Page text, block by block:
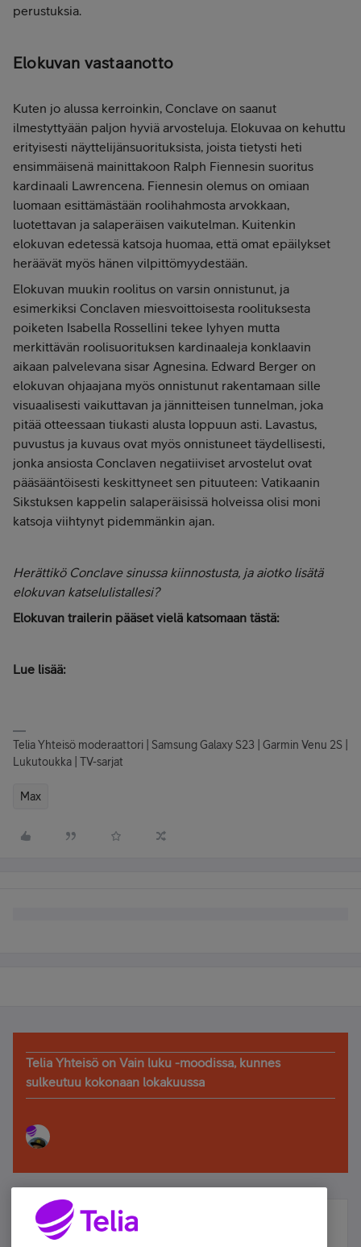
perustuksia.
Elokuvan vastaanotto
Kuten jo alussa kerroinkin, Conclave on saanut
ilmestyttyään paljon hyviä arvosteluja. Elokuvaa on kehuttu
erityisesti näyttelijänsuorituksista, joista tietysti heti
ensimmäisenä mainittakoon Ralph Fiennesin suoritus
kardinaali Lawrencena. Fiennesin olemus on omiaan
luomaan esittämästään roolihahmosta arvokkaan,
luotettavan ja salaperäisen vaikutelman. Kuitenkin
elokuvan edetessä katsoja huomaa, että omat epäilykset
heräävät myös hänen vilpittömyydestään.
Elokuvan muukin roolitus on varsin onnistunut, ja
esimerkiksi Conclaven miesvoittoisesta roolituksesta
poiketen Isabella Rossellini tekee lyhyen mutta
merkittävän roolisuorituksen kardinaaleja konklaavin
aikaan palvelevana sisar Agnesina. Edward Berger on
elokuvan ohjaajana myös onnistunut rakentamaan sille
visuaalisesti vaikuttavan ja jännitteisen tunnelman, joka
pitää otteessaan tiukasti alusta loppuun asti. Lavastus,
puvustus ja kuvaus ovat myös onnistuneet täydellisesti,
jonka ansiosta Conclaven negatiiviset arvostelut ovat
pääsääntöisesti keskittyneet sen pituuteen: Vatikaanin
Sikstuksen kappelin salaperäisissä holveissa olisi moni
katsoja viihtynyt pidemmänkin ajan.
Herättikö Conclave sinussa kiinnostusta, ja aiotko lisätä
elokuvan katselulistallesi?
Elokuvan trailerin pääset vielä katsomaan tästä:
Lue lisää:
Telia Yhteisö moderaattori | Samsung Galaxy S23 | Garmin Venu 2S |
Lukutoukka | TV-sarjat
Max
Telia Yhteisö on Vain luku -moodissa, kunnes
sulkeutuu kokonaan lokakuussa
Älä jää paitsi – osallistu ja voita!